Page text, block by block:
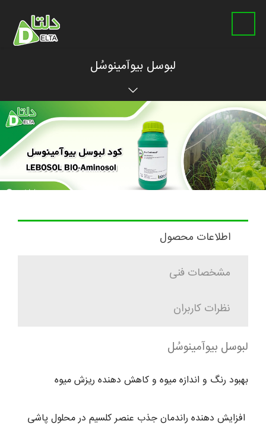
لبوسل بیوآمینوسُل
اطلاعات محصول
مشخصات فنی
نظرات کاربران
لبوسل بیوآمینوسُل
بهبود رنگ و اندازه میوه و کاهش دهنده ریزش میوه
افزایش دهنده راندمان جذب عنصر کلسیم در محلول پاشی